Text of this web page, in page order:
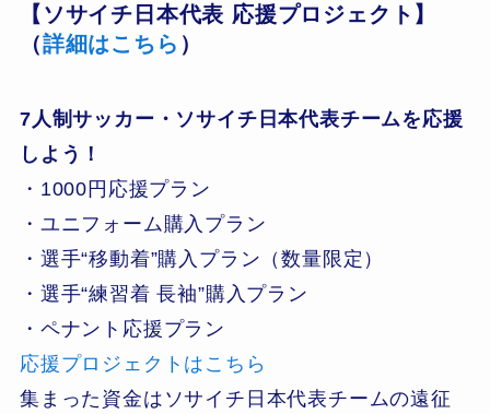
【ソサイチ日本代表 応援プロジェクト】
（詳細はこちら ）
7人制サッカー・ソサイチ日本代表チームを応援
しよう！
・1000円応援プラン
・ユニフォーム購入プラン
・選手“移動着”購入プラン（数量限定）
・選手“練習着 長袖”購入プラン
・ペナント応援プラン
応援プロジェクトはこちら
集まった資金はソサイチ日本代表チームの遠征